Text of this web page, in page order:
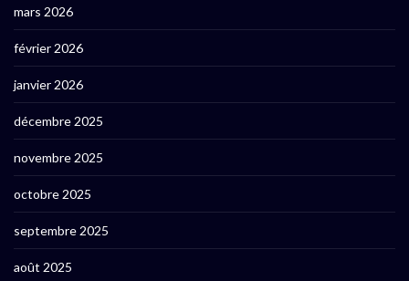
mars 2026
février 2026
janvier 2026
décembre 2025
novembre 2025
octobre 2025
septembre 2025
août 2025